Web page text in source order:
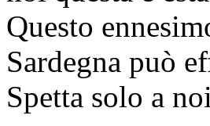
Questo
Sardegna può
Spetta solo a